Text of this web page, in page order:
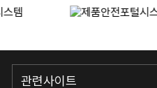
관련사이트